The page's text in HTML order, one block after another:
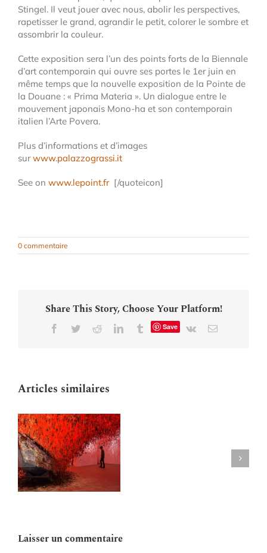
Stingel. Il veut jouer avec nous, abolir les perspectives,
rapetisser le grand, agrandir le petit, colorer le sombre et
assombrir la couleur.
Cette exposition sera l’un des points forts de la Biennale
d’art contemporain qui ouvre ses portes le 1er juin en
même temps que la nouvelle exposition de la Pointe de
la Douane : « Prima Materia ». Un dialogue entre le
mouvement japonais Mono-ha et son contemporain
italien l’Arte Povera.
Plus d’informations et d’images
surwww.palazzograssi.it
See on www.lepoint.fr[/quoteicon]
0 commentaire
Share This Story, Choose Your Platform!
Facebook
TwitterRedditLinkedInTumblr
Save Vk Email
Articles similaires
Laisser un commentaire